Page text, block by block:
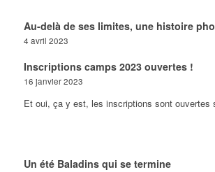
Au-delà de ses limites, une histoire
4 avril 2023
Inscriptions camps 2023 ouvertes !
16 janvier 2023
Et oui, ça y est, les inscriptions sont
Un été Baladins qui se termine